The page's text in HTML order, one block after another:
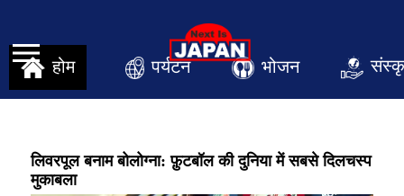
होम पर्यटन भोजन
लिवरपूल बनाम बोलोग्ना: फ़ुटबॉल की दुनिया में सबसे दिलचस्प
मुकाबला